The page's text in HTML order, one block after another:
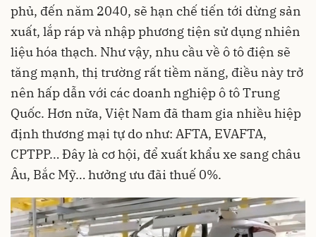
phủ, đến năm 2040, sẽ hạn chế tiến tới dừng sản
xuất, lắp ráp và nhập phương tiện sử dụng nhiên
liệu hóa thạch. Như vậy, nhu cầu về ô tô điện sẽ
tăng mạnh, thị trường rất tiềm năng, điều này trở
nên hấp dẫn với các doanh nghiệp ô tô Trung
Quốc. Hơn nữa, Việt Nam đã tham gia nhiều hiệp
định thương mại tự do như: AFTA, EVAFTA,
CPTPP… Đây là cơ hội, để xuất khẩu xe sang châu
Âu, Bắc Mỹ… hưởng ưu đãi thuế 0%.